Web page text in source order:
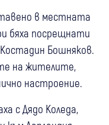
в местната
бяха посрещнати
Бошняков.
на жителите,
настроение.
с Дядо Коледа,